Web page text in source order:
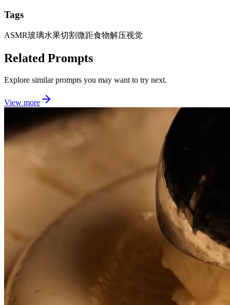
Tags
ASMR玻璃水果切割微距食物解压视觉
Related Prompts
Explore similar prompts you may want to try next.
View more